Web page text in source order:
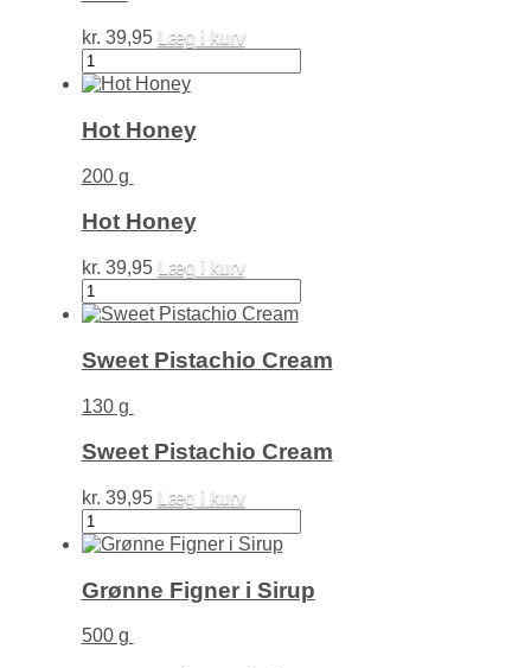
kr. 39,95
Læg i kurv
Chiaverini
Wild
Blackberries
Extra
Jam
antal
Hot Honey
200 g
Hot Honey
kr. 39,95
Læg i kurv
Hot
Honey
Sweet Pistachio Cream
130 g
Sweet Pistachio Cream
kr. 39,95
Læg i kurv
Sweet
Pistachio
antal
Grønne Figner i Sirup
500 g